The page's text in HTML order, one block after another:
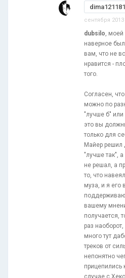
dima121181
сентября 2013
dubsilo, моей
наверное
вам, что не
нравится -
того.
Согласен,
можно по
"лучше б"
это вы
только для
Майер решил
"лучше так",
не решал, а
то, что
муза, и я его
вашему
получается,
раз
много тут
треков от
непонятно
прицепились